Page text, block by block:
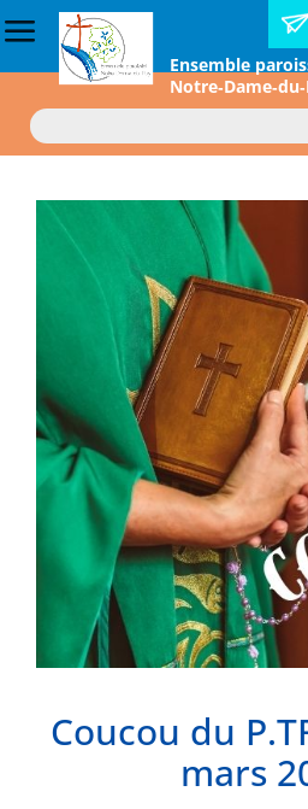
Ensemble
Rechercher :
Coucou du
mars